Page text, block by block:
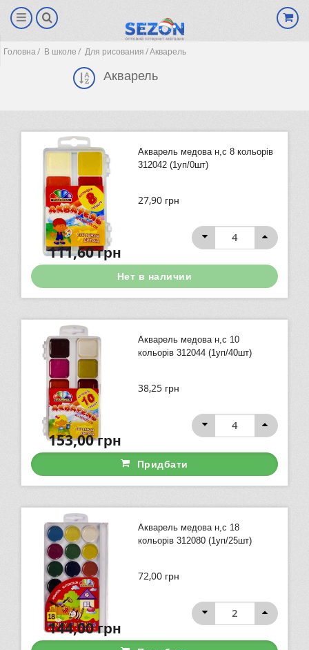
Головна В школе Для рисования Акварель
Акварель
Акварель медова н,с 8 кольорів
312042 (1уп/0шт)
27,90 грн
111,60грн
Нет в наличии
Акварель медова н,с 10
кольорів 312044 (1уп/40шт)
38,25 грн
153,00грн
Придбати
Акварель медова н,с 18
кольорів 312080 (1уп/25шт)
72,00 грн
144,00грн